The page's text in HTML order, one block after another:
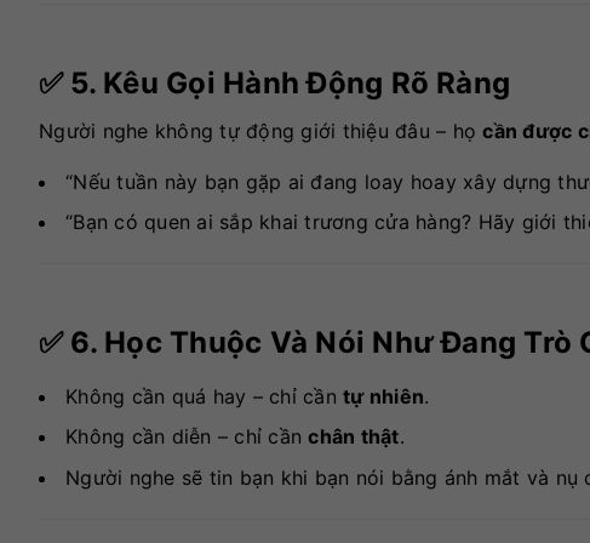
✅ 5. Kêu Gọi Hành Động Rõ Ràng
Người nghe không tự động giới thiệu đâu – họcần được
“Nếu tuần này bạn gặp ai đang loay hoay xây dựng
“Bạn có quen ai sắp khai trương cửa hàng? Hãy giới
✅ 6. Học Thuộc Và Nói Như Đang Trò
Không cần quá hay – chỉ cần tự nhiên.
Không cần diễn – chỉ cầnchân thật.
Người nghe sẽ tin bạn khi bạn nói bằng ánh mắt và